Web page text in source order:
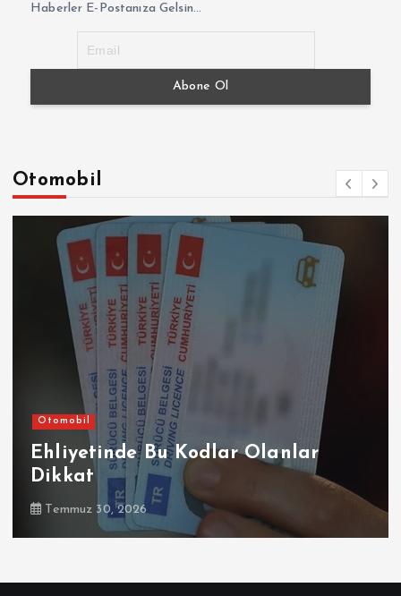
Haberler E-Postanıza Gelsin...
Otomobil
Otomobil
Ehliyetinde Bu Kodlar Olanlar
Dikkat
Temmuz 30, 2026